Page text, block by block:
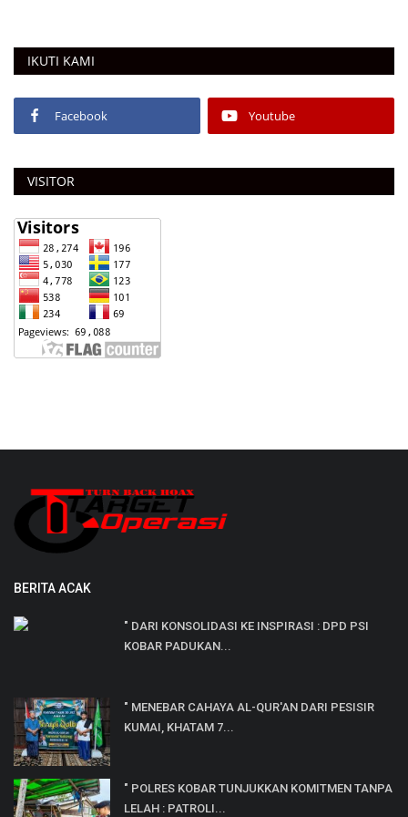
IKUTI KAMI
Facebook Youtube
VISITOR
BERITA ACAK
" DARI KONSOLIDASI KE INSPIRASI : DPD PSI
KOBAR PADUKAN...
" MENEBAR CAHAYA AL-QUR'AN DARI PESISIR
KUMAI, KHATAM 7...
" POLRES KOBAR TUNJUKKAN KOMITMEN TANPA
LELAH : PATROLI...